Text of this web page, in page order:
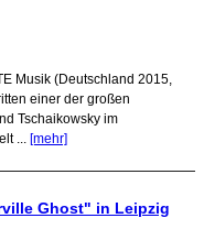
Musik (Deutschland 2015,
einer der großen
Tschaikowsky im
... [mehr]
Ghost" in Leipzig